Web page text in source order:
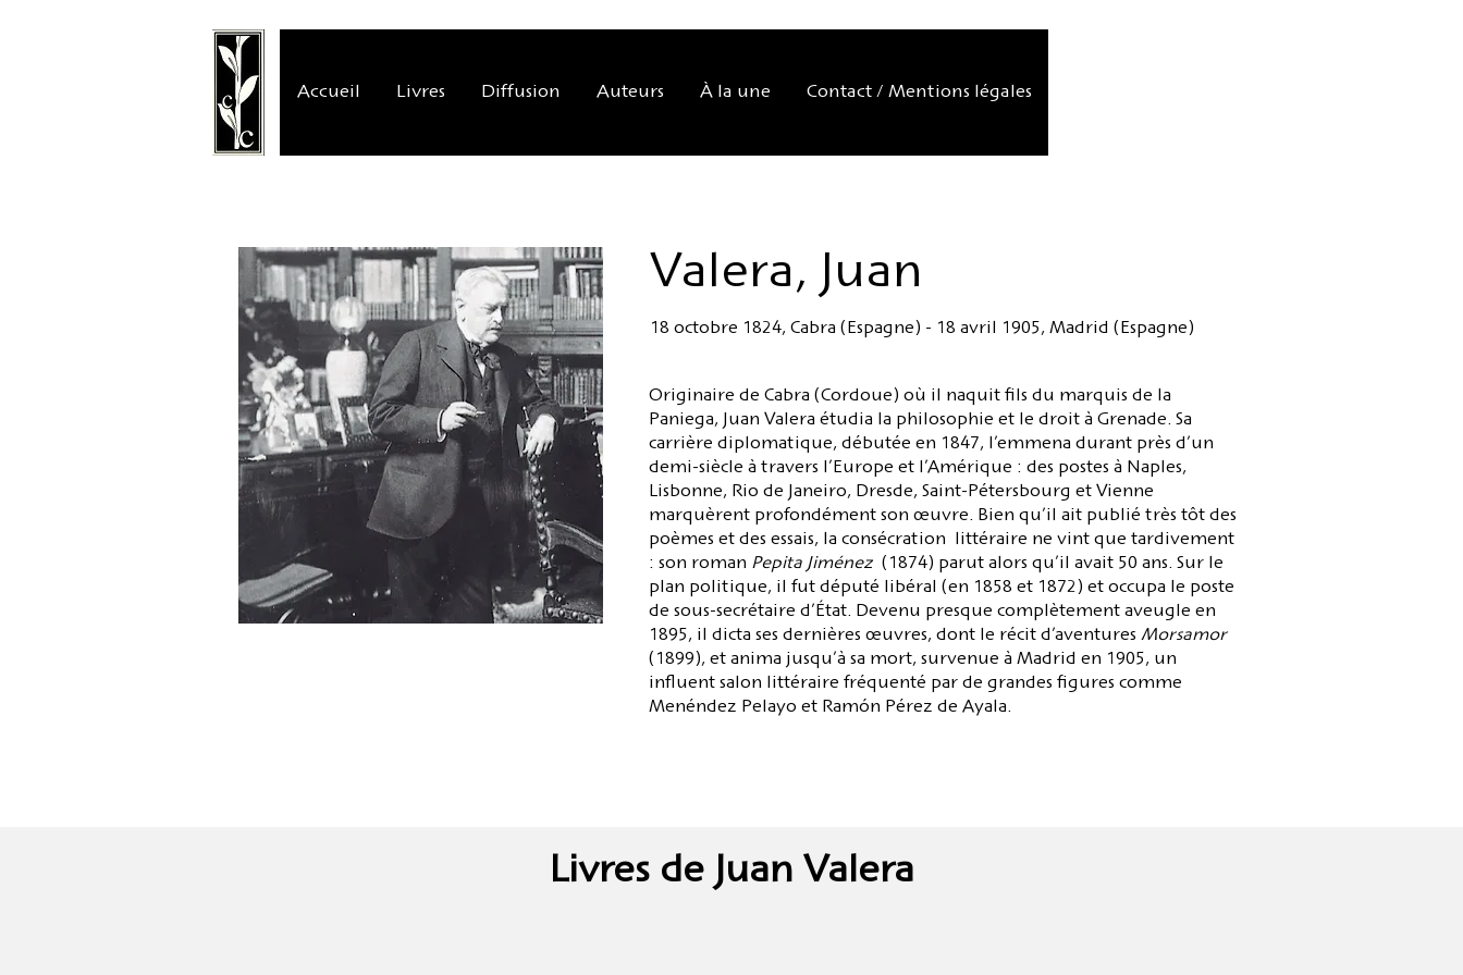
Accueil Livres Diffusion Auteurs À la une Contact / Mentions légales
Valera, Juan
18 octobre 1824, Cabra (Espagne) - 18 avril 1905, Madrid (Espagne)
Originaire de Cabra (Cordoue) où il naquit fils du marquis de la
Paniega, Juan Valera étudia la philosophie et le droit à Grenade. Sa
carrière diplomatique, débutée en 1847, l’emmena durant près d’un
demi-siècle à travers l’Europe et l’Amérique : des postes à Naples,
Lisbonne, Rio de Janeiro, Dresde, Saint-Pétersbourg et Vienne
marquèrent profondément son œuvre. Bien qu’il ait publié très tôt des
poèmes et des essais, la consécration littéraire ne vint que tardivement
: son roman Pepita Jiménez(1874) parut alors qu’il avait 50 ans. Sur le
plan politique, il fut député libéral (en 1858 et 1872) et occupa le poste
de sous-secrétaire d’État. Devenu presque complètement aveugle en
1895, il dicta ses dernières œuvres, dont le récit d’aventures Morsamor
(1899), et anima jusqu’à sa mort, survenue à Madrid en 1905, un
influent salon littéraire fréquenté par de grandes figures comme
Menéndez Pelayo et Ramón Pérez de Ayala.
Livres de Juan Valera